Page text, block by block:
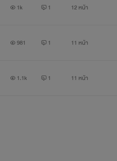
1k 1 12 หน้า
981 1 11 หน้า
1.1k 1 11 หน้า